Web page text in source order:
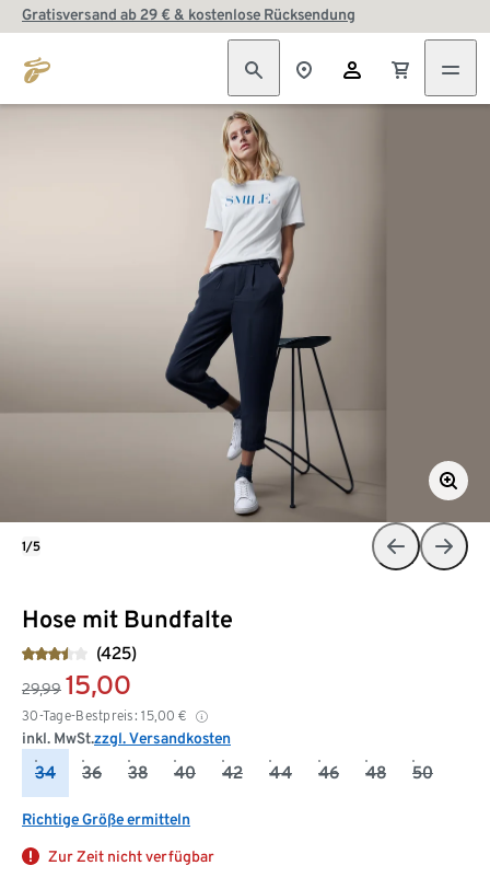
Gratisversand ab 29 € & kostenlose Rücksendung
Hose mit Bundfalte
(425)
29,99 15,00
30-Tage-Bestpreis: 15,00 €
inkl. MwSt.zzgl. Versandkosten
34 36 38 40 42 44 46 48 50
Richtige Größe ermitteln
Zur Zeit nicht verfügbar
1/5